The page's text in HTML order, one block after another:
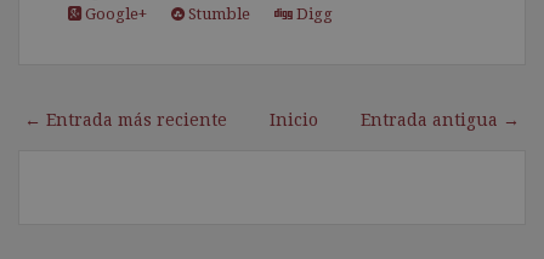
Google+
Stumble Digg
← Entrada más reciente Entrada antigua →
Inicio